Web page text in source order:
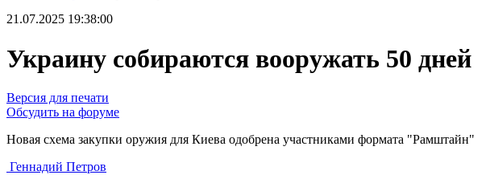
21.07.2025 19:38:00
Украину собираются вооружать 50 дней
Версия для печати
Обсудить на форуме
Новая схема закупки оружия для Киева одобрена участниками формата "Рамштайн"
Геннадий Петров